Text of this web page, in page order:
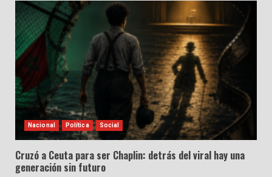
Nacional Política Social
Cruzó a Ceuta para ser Chaplin: detrás del viral hay una
generación sin futuro